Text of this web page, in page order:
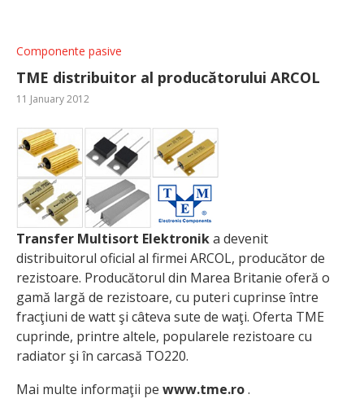
Componente pasive
TME distribuitor al producătorului ARCOL
11 January 2012
Transfer Multisort Elektronika devenit
distribuitorul oficial al firmei ARCOL, producător de
rezistoare. Producătorul din Marea Britanie oferă o
gamă largă de rezistoare, cu puteri cuprinse între
fracţiuni de watt şi câteva sute de waţi. Oferta TME
cuprinde, printre altele, popularele rezistoare cu
radiator şi în carcasă TO220.
Mai multe informaţii pe www.tme.ro.